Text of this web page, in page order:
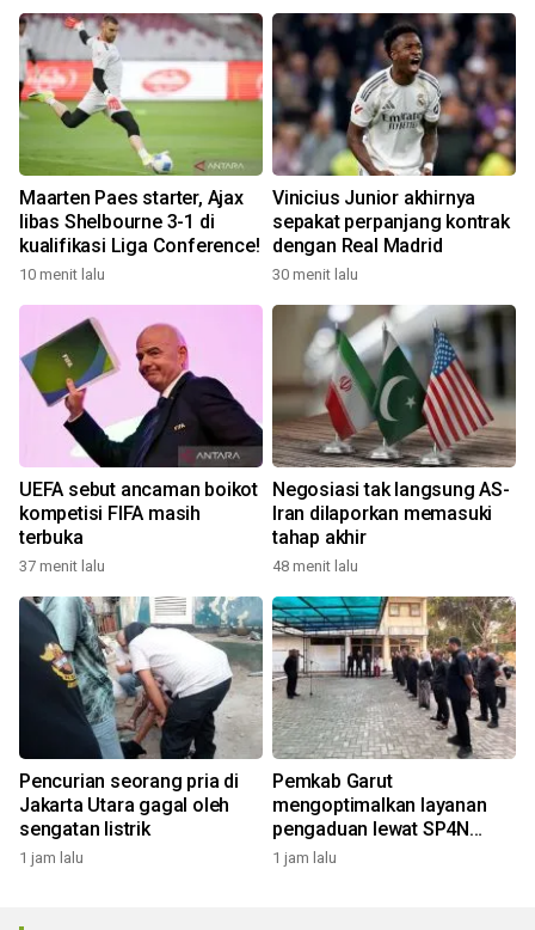
Maarten Paes starter, Ajax
libas Shelbourne 3-1 di
kualifikasi Liga Conference!
10 menit lalu
Vinicius Junior akhirnya
sepakat perpanjang kontrak
dengan Real Madrid
30 menit lalu
UEFA sebut ancaman boikot
kompetisi FIFA masih
terbuka
37 menit lalu
Negosiasi tak langsung AS-
Iran dilaporkan memasuki
tahap akhir
48 menit lalu
Pencurian seorang pria di
Jakarta Utara gagal oleh
sengatan listrik
1 jam lalu
Pemkab Garut
mengoptimalkan layanan
pengaduan lewat SP4N
LAPOR
1 jam lalu